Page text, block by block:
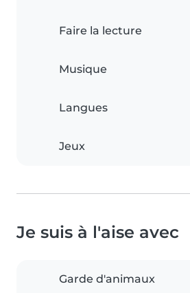
Faire la lecture
Musique
Langues
Jeux
Je suis à l'aise avec
Garde d'animaux